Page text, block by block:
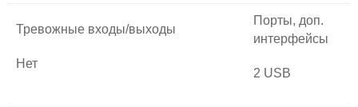
Тревожные входы/выходы
Нет
Порты, доп.
интерфейсы
2 USB